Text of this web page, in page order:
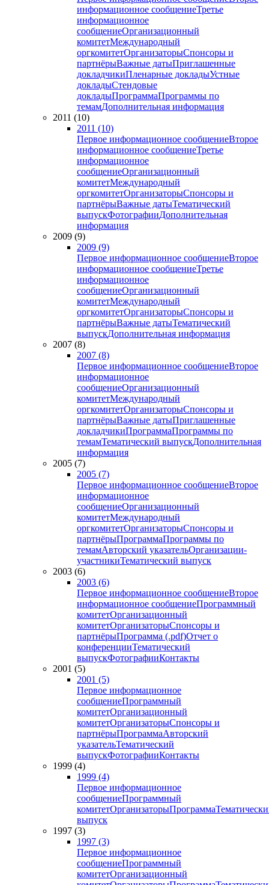
информационное сообщениеТретье
информационное
сообщениеОрганизационный
комитетМеждународный
оргкомитетОрганизаторыСпонсоры и
партнёрыВажные датыПриглашенные
докладчикиПленарные докладыУстные
докладыСтендовые
докладыПрограммаПрограммы по
темамДополнительная информация
2011 (10)
2011 (10)
Первое информационное сообщениеВторое
информационное сообщениеТретье
информационное
сообщениеОрганизационный
комитетМеждународный
оргкомитетОрганизаторыСпонсоры и
партнёрыВажные датыТематический
выпускФотографииДополнительная
информация
2009 (9)
2009 (9)
Первое информационное сообщениеВторое
информационное сообщениеТретье
информационное
сообщениеОрганизационный
комитетМеждународный
оргкомитетОрганизаторыСпонсоры и
партнёрыВажные датыТематический
выпускДополнительная информация
2007 (8)
2007 (8)
Первое информационное сообщениеВторое
информационное
сообщениеОрганизационный
комитетМеждународный
оргкомитетОрганизаторыСпонсоры и
партнёрыВажные датыПриглашенные
докладчикиПрограммаПрограммы по
темамТематический выпускДополнительная
информация
2005 (7)
2005 (7)
Первое информационное сообщениеВторое
информационное
сообщениеОрганизационный
комитетМеждународный
оргкомитетОрганизаторыСпонсоры и
партнёрыПрограммаПрограммы по
темамАвторский указательОрганизации-
участникиТематический выпуск
2003 (6)
2003 (6)
Первое информационное сообщениеВторое
информационное сообщениеПрограммный
комитетОрганизационный
комитетОрганизаторыСпонсоры и
партнёрыПрограмма (.pdf)Отчет о
конференцииТематический
выпускФотографииКонтакты
2001 (5)
2001 (5)
Первое информационное
сообщениеПрограммный
комитетОрганизационный
комитетОрганизаторыСпонсоры и
партнёрыПрограммаАвторский
указательТематический
выпускФотографииКонтакты
1999 (4)
1999 (4)
Первое информационное
сообщениеПрограммный
комитетОрганизаторыПрограмма
выпуск
1997 (3)
1997 (3)
Первое информационное
сообщениеПрограммный
комитетОрганизационный